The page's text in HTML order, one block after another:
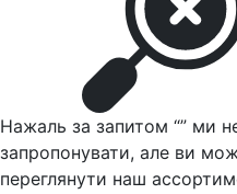
Нажаль за запитом “” ми
запропонувати, але ви
переглянути наш